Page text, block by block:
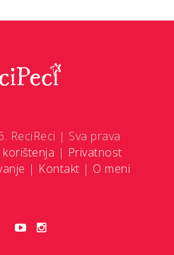
ReciReci | Sva prava
korištenja | Privatnost
| Kontakt | O meni